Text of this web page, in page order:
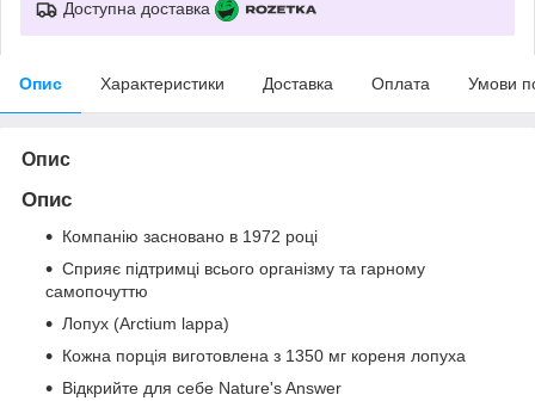
Доступна доставка
Опис Характеристики Доставка Оплата Умови
Опис
Опис
Компанію засновано в 1972 році
Сприяє підтримці всього організму та гарному
самопочуттю
Лопух (Arctium lappa)
Кожна порція виготовлена ​​з 1350 мг кореня лопуха
Відкрийте для себе Nature's Answer